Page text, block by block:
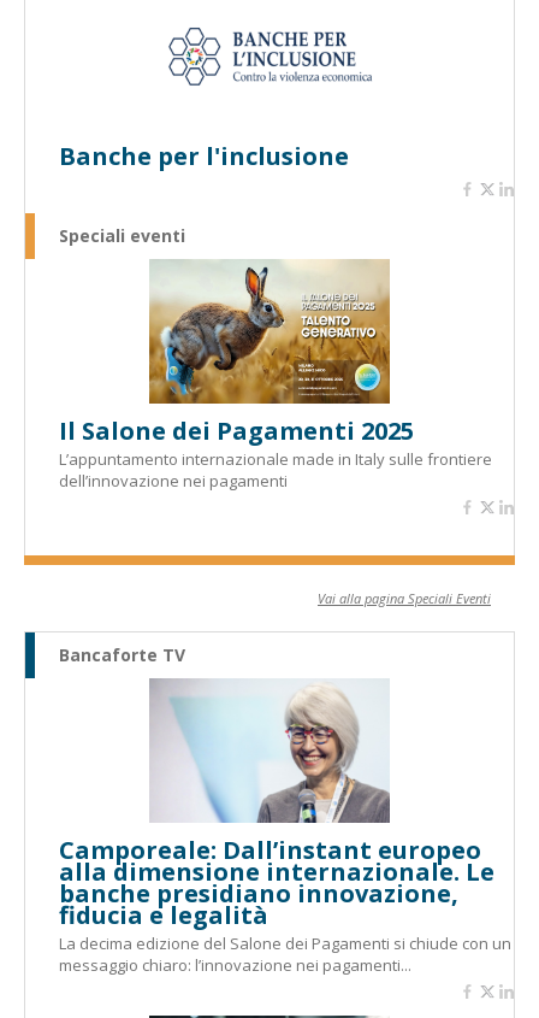
Banche per l'inclusione
Speciali eventi
Il Salone dei Pagamenti 2025
L’appuntamento internazionale made in Italy sulle frontiere
dell’innovazione nei pagamenti
Vai alla pagina Speciali Eventi
Bancaforte TV
Camporeale: Dall’instant europeo
alla dimensione internazionale. Le
banche presidiano innovazione,
fiducia e legalità
La decima edizione del Salone dei Pagamenti si chiude con un
messaggio chiaro: l’innovazione nei pagamenti...